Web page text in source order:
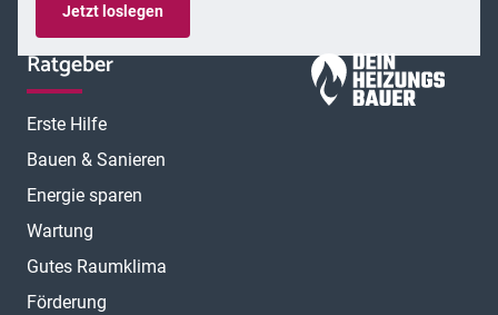
Jetzt loslegen
Ratgeber
Erste Hilfe
Bauen & Sanieren
Energie sparen
Wartung
Gutes Raumklima
Förderung